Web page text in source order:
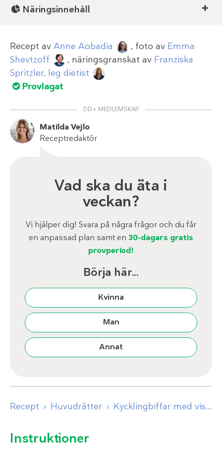
Näringsinnehåll
Recept av Anne Aobadia , foto av Emma
Shevtzoff
, näringsgranskat av Franziska
Spritzler, leg dietist
Provlagat
DD+ MEDLEMSKAP
Matilda Vejlo
Receptredaktör
Vad ska du äta i
veckan?
Vi hjälper dig! Svara på några frågor och du får
en anpassad plan samt en 30-dagars gratis
provperiod!
Börja här...
Kvinna
Man
Annat
Recept Huvudrätter Kycklingbiffar med vispat tomatsmör
Instruktioner